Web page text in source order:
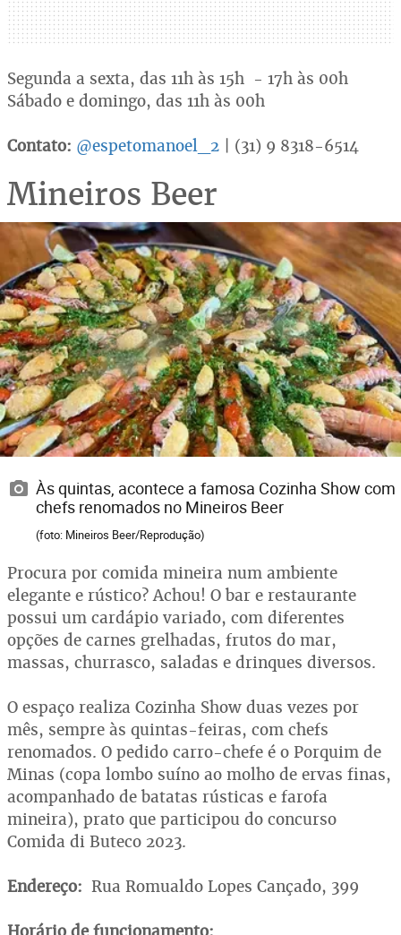
Segunda a sexta, das 11h às 15h - 17h às 00h
Sábado e domingo, das 11h às 00h
Contato: @espetomanoel_2 | (31) 9 8318-6514
Mineiros Beer
Às quintas, acontece a famosa Cozinha Show com
chefs renomados no Mineiros Beer
(foto: Mineiros Beer/Reprodução)
Procura por comida mineira num ambiente
elegante e rústico? Achou! O bar e restaurante
possui um cardápio variado, com diferentes
opções de carnes grelhadas, frutos do mar,
massas, churrasco, saladas e drinques diversos.
O espaço realiza Cozinha Show duas vezes por
mês, sempre às quintas-feiras, com chefs
renomados. O pedido carro-chefe é o Porquim de
Minas (copa lombo suíno ao molho de ervas finas,
acompanhado de batatas rústicas e farofa
mineira), prato que participou do concurso
Comida di Buteco 2023.
Endereço: Rua Romualdo Lopes Cançado, 399
Horário de funcionamento: